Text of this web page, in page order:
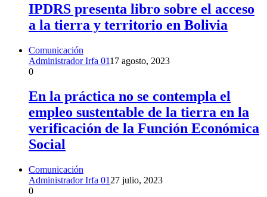
IPDRS presenta libro sobre el acceso
a la tierra y territorio en Bolivia
Comunicación
Administrador Irfa 0117 agosto, 2023
0
En la práctica no se contempla el
empleo sustentable de la tierra en la
verificación de la Función Económica
Social
Comunicación
Administrador Irfa 01 27 julio, 2023
0